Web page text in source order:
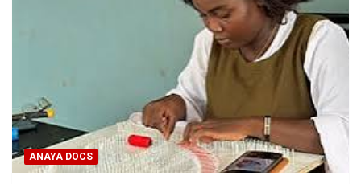
ANAYA DOCS